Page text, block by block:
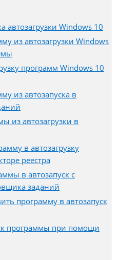
автозагрузки Windows 10
из автозагрузки Windows
программ Windows 10
из автозапуска в
из автозагрузки в
в автозагрузку
реестра
в автозапуск с
заданий
программу в автозапуск
программы при помощи